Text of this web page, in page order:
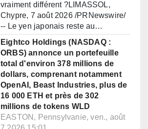
vraiment différent ?LIMASSOL,
Chypre, 7 août 2026 /PRNewswire/
-- Le yen japonais reste au…
Eightco Holdings (NASDAQ :
ORBS) annonce un portefeuille
total d'environ 378 millions de
dollars, comprenant notamment
OpenAI, Beast Industries, plus de
16 000 ETH et près de 302
millions de tokens WLD
EASTON, Pennsylvanie, ven., août